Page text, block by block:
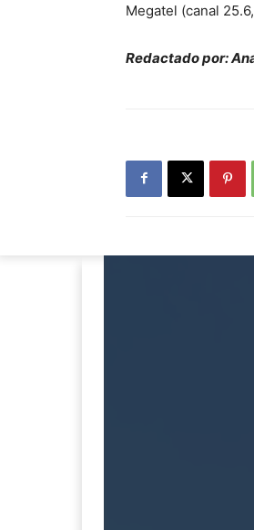
Megatel (canal
Redactado por: